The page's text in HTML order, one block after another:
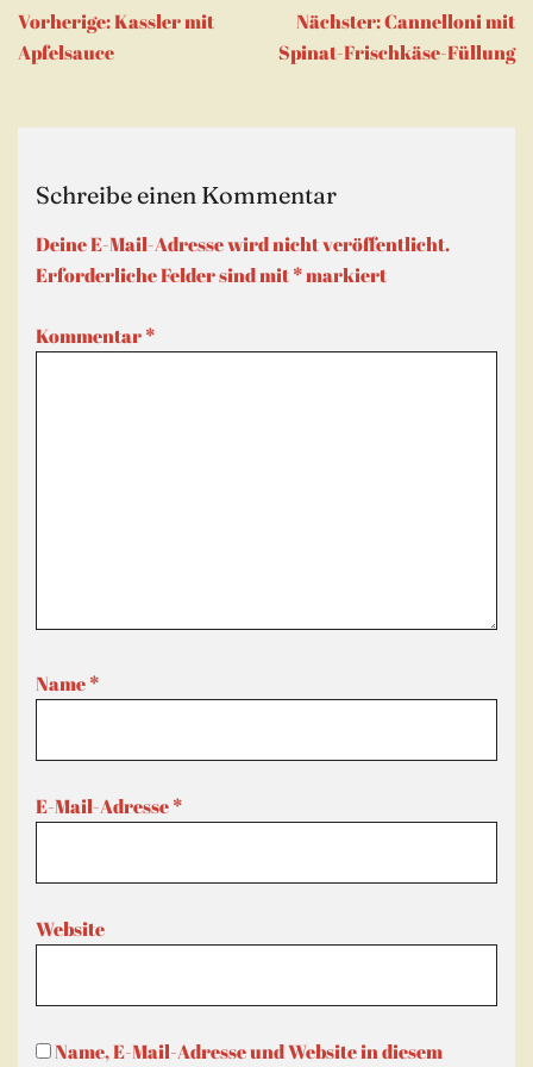
Beitragsnavigation
Vorherige:Kassler mit
Apfelsauce
Nächster:Cannelloni mit
Spinat-Frischkäse-Füllung
Schreibe einen Kommentar
Deine E-Mail-Adresse wird nicht veröffentlicht.
Erforderliche Felder sind mit*markiert
Kommentar*
Name*
E-Mail-Adresse*
Website
Name, E-Mail-Adresse und Website in diesem